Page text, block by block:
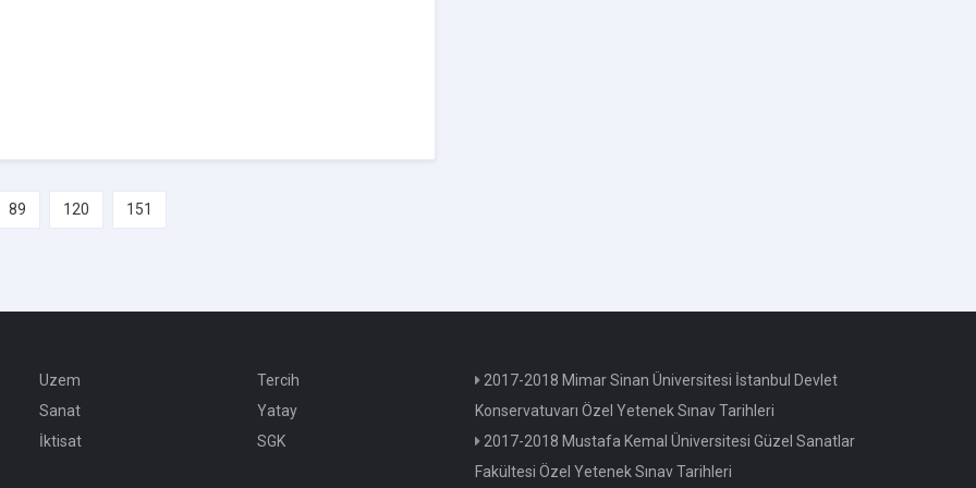
89 120 151
Uzem
Sanat
İktisat
Tercih
Yatay
SGK
2017-2018 Mimar Sinan Üniversitesi İstanbul Devlet
Konservatuvarı Özel Yetenek Sınav Tarihleri
2017-2018 Mustafa Kemal Üniversitesi Güzel Sanatlar
Fakültesi Özel Yetenek Sınav Tarihleri